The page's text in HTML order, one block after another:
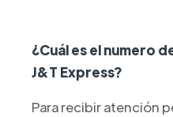
¿Cuál es el numero
J&T Express?
Para recibir atención